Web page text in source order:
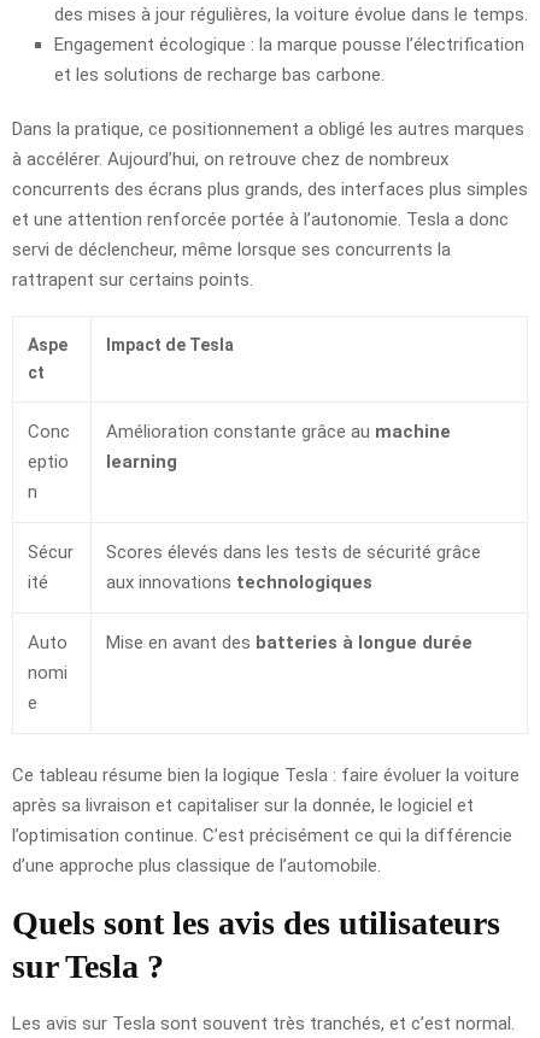
des mises à jour régulières, la voiture évolue dans le temps.
Engagement écologique : la marque pousse l’électrification
et les solutions de recharge bas carbone.
Dans la pratique, ce positionnement a obligé les autres marques
à accélérer. Aujourd’hui, on retrouve chez de nombreux
concurrents des écrans plus grands, des interfaces plus simples
et une attention renforcée portée à l’autonomie. Tesla a donc
servi de déclencheur, même lorsque ses concurrents la
rattrapent sur certains points.
Aspe
ct
Impact de Tesla
Conc
eptio
n
Amélioration constante grâce au machine
learning
Sécur
ité
Scores élevés dans les tests de sécurité grâce
aux innovations technologiques
Auto
nomi
e
Mise en avant des batteries à longue durée
Ce tableau résume bien la logique Tesla : faire évoluer la voiture
après sa livraison et capitaliser sur la donnée, le logiciel et
l’optimisation continue. C’est précisément ce qui la différencie
d’une approche plus classique de l’automobile.
Quels sont les avis des utilisateurs
sur Tesla ?
Les avis sur Tesla sont souvent très tranchés, et c’est normal.